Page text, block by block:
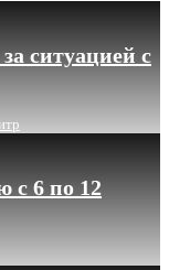
ситуацией с
с 6 по 12